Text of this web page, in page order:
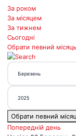
За роком
За місяцем
За тижнем
Сьогодні
Обрати певний місяць
Обрати певний
Попередній день